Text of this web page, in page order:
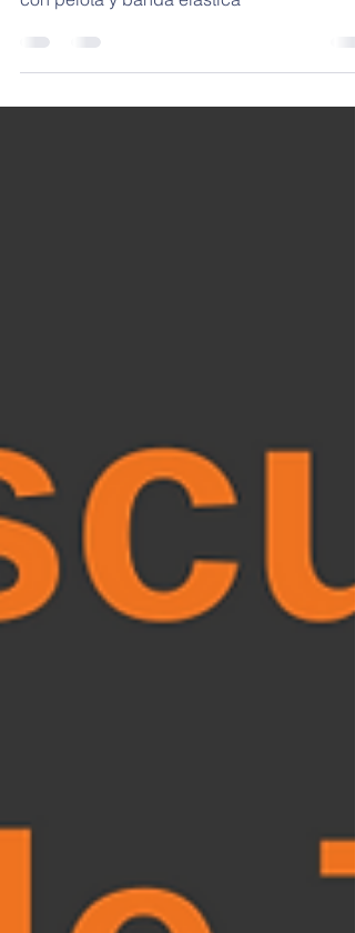
Rodando la espalda sobre T-BOW®
con pelota y banda elástica